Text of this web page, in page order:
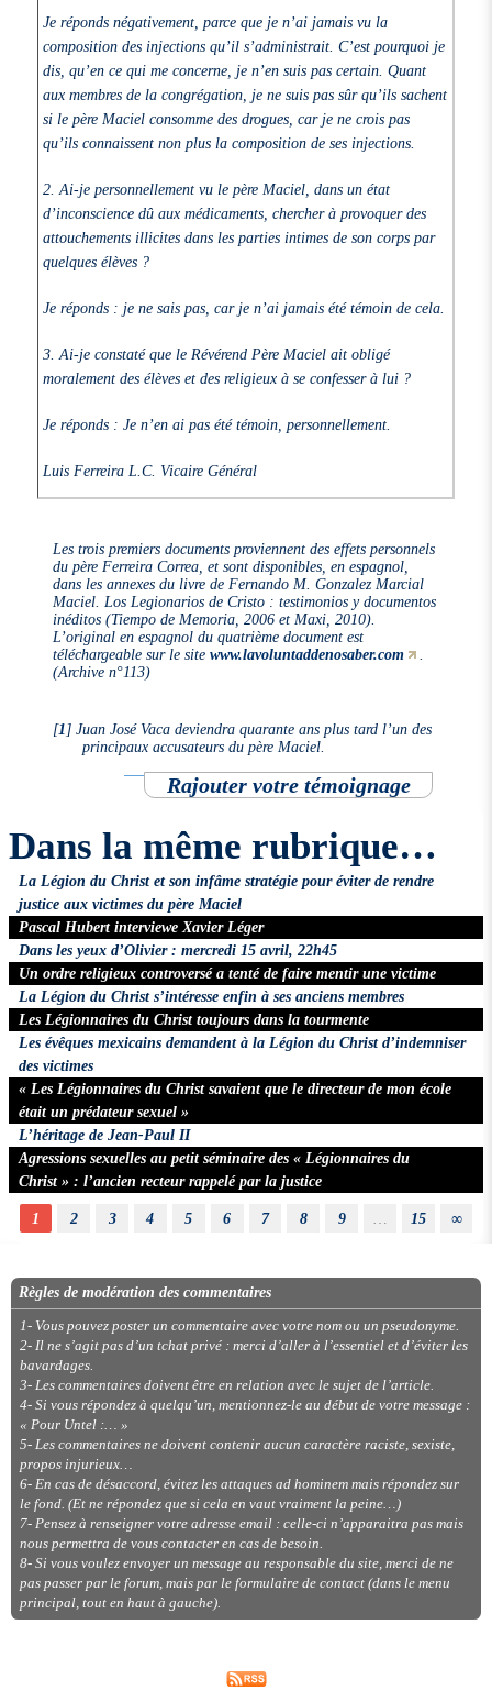
Je réponds négativement, parce que je n’ai jamais vu la
composition des injections qu’il s’administrait. C’est pourquoi je
dis, qu’en ce qui me concerne, je n’en suis pas certain. Quant
aux membres de la congrégation, je ne suis pas sûr qu’ils sachent
si le père Maciel consomme des drogues, car je ne crois pas
qu’ils connaissent non plus la composition de ses injections.
2. Ai-je personnellement vu le père Maciel, dans un état
d’inconscience dû aux médicaments, chercher à provoquer des
attouchements illicites dans les parties intimes de son corps par
quelques élèves ?
Je réponds : je ne sais pas, car je n’ai jamais été témoin de cela.
3. Ai-je constaté que le Révérend Père Maciel ait obligé
moralement des élèves et des religieux à se confesser à lui ?
Je réponds : Je n’en ai pas été témoin, personnellement.
Luis Ferreira L.C. Vicaire Général
Les trois premiers documents proviennent des effets personnels
du père Ferreira Correa, et sont disponibles, en espagnol,
dans les annexes du livre de Fernando M. GonzalezMarcial
Maciel. Los Legionarios de Cristo : testimonios y documentos
inéditos (Tiempo de Memoria, 2006 et Maxi, 2010).
L’original en espagnol du quatrième document est
téléchargeable sur le sitewww.lavoluntaddenosaber.com
.
(Archive n°113)
[1]Juan José Vaca deviendra quarante ans plus tard l’un des
principaux accusateurs du père Maciel.
Rajouter votre témoignage
Dans la même rubrique…
La Légion du Christ et son infâme stratégie pour éviter de rendre
justice aux victimes du père Maciel
Pascal Hubert interviewe Xavier Léger
Dans les yeux d’Olivier : mercredi 15 avril, 22h45
Un ordre religieux controversé a tenté de faire mentir une victime
La Légion du Christ s’intéresse enfin à ses anciens membres
Les Légionnaires du Christ toujours dans la tourmente
Les évêques mexicains demandent à la Légion du Christ d’indemniser
des victimes
« Les Légionnaires du Christ savaient que le directeur de mon école
était un prédateur sexuel »
L’héritage de Jean-Paul II
Agressions sexuelles au petit séminaire des « Légionnaires du
Christ » : l’ancien recteur rappelé par la justice
1 2 3 4 5 6 7 8 9 … 15 ∞
Règles de modération des commentaires
1- Vous pouvez poster un commentaire avec votre nom ou un pseudonyme.
2- Il ne s’agit pas d’un tchat privé : merci d’aller à l’essentiel et d’éviter les
bavardages.
3- Les commentaires doivent être en relation avec le sujet de l’article.
4- Si vous répondez à quelqu’un, mentionnez-le au début de votre message :
« Pour Untel :… »
5- Les commentaires ne doivent contenir aucun caractère raciste, sexiste,
propos injurieux…
6- En cas de désaccord, évitez les attaques ad hominem mais répondez sur
le fond. (Et ne répondez que si cela en vaut vraiment la peine…)
7- Pensez à renseigner votre adresse email : celle-ci n’apparaitra pas mais
nous permettra de vous contacter en cas de besoin.
8- Si vous voulez envoyer un message au responsable du site, merci de ne
pas passer par le forum, mais par le formulaire de contact (dans le menu
principal, tout en haut à gauche).